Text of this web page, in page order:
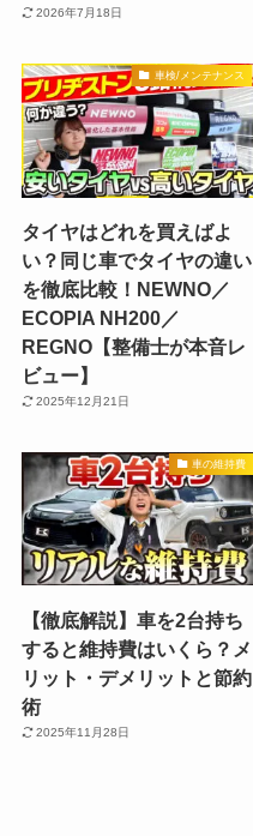
2026年7月18日
車検/メンテナンス
タイヤはどれを買えばよ
い？同じ車でタイヤの違い
を徹底比較！NEWNO／
ECOPIA NH200／
REGNO【整備士が本音レ
ビュー】
2025年12月21日
車の維持費
【徹底解説】車を2台持ち
すると維持費はいくら？メ
リット・デメリットと節約
術
2025年11月28日